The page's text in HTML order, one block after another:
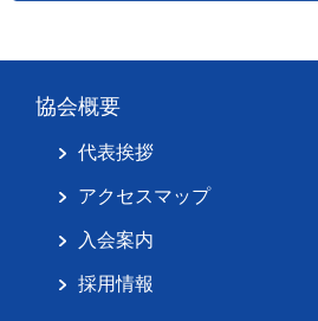
協会概要
代表挨拶
アクセスマップ
入会案内
採用情報